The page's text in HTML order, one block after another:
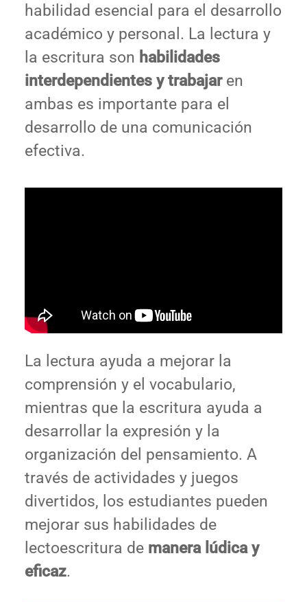
habilidad esencial para el desarrollo
académico y personal. La lectura y
la escritura son habilidades
interdependientes y trabajaren
ambas es importante para el
desarrollo de una comunicación
efectiva.
La lectura ayuda a mejorar la
comprensión y el vocabulario,
mientras que la escritura ayuda a
desarrollar la expresión y la
organización del pensamiento. A
través de actividades y juegos
divertidos, los estudiantes pueden
mejorar sus habilidades de
lectoescritura de manera lúdica y
eficaz.